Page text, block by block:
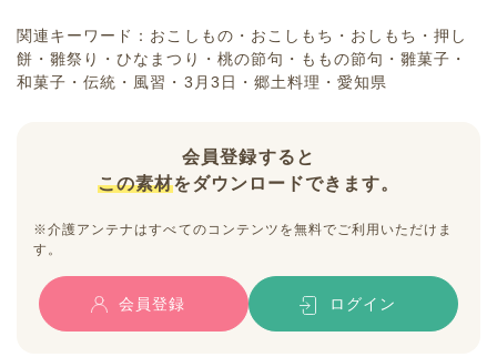
関連キーワード：おこしもの・おこしもち・おしもち・押し
餅・雛祭り・ひなまつり・桃の節句・ももの節句・雛菓子・
和菓子・伝統・風習・3月3日・郷土料理・愛知県
会員登録すると
この素材をダウンロードできます。
※介護アンテナはすべてのコンテンツを無料でご利用いただけま
す。
会員登録 ログイン